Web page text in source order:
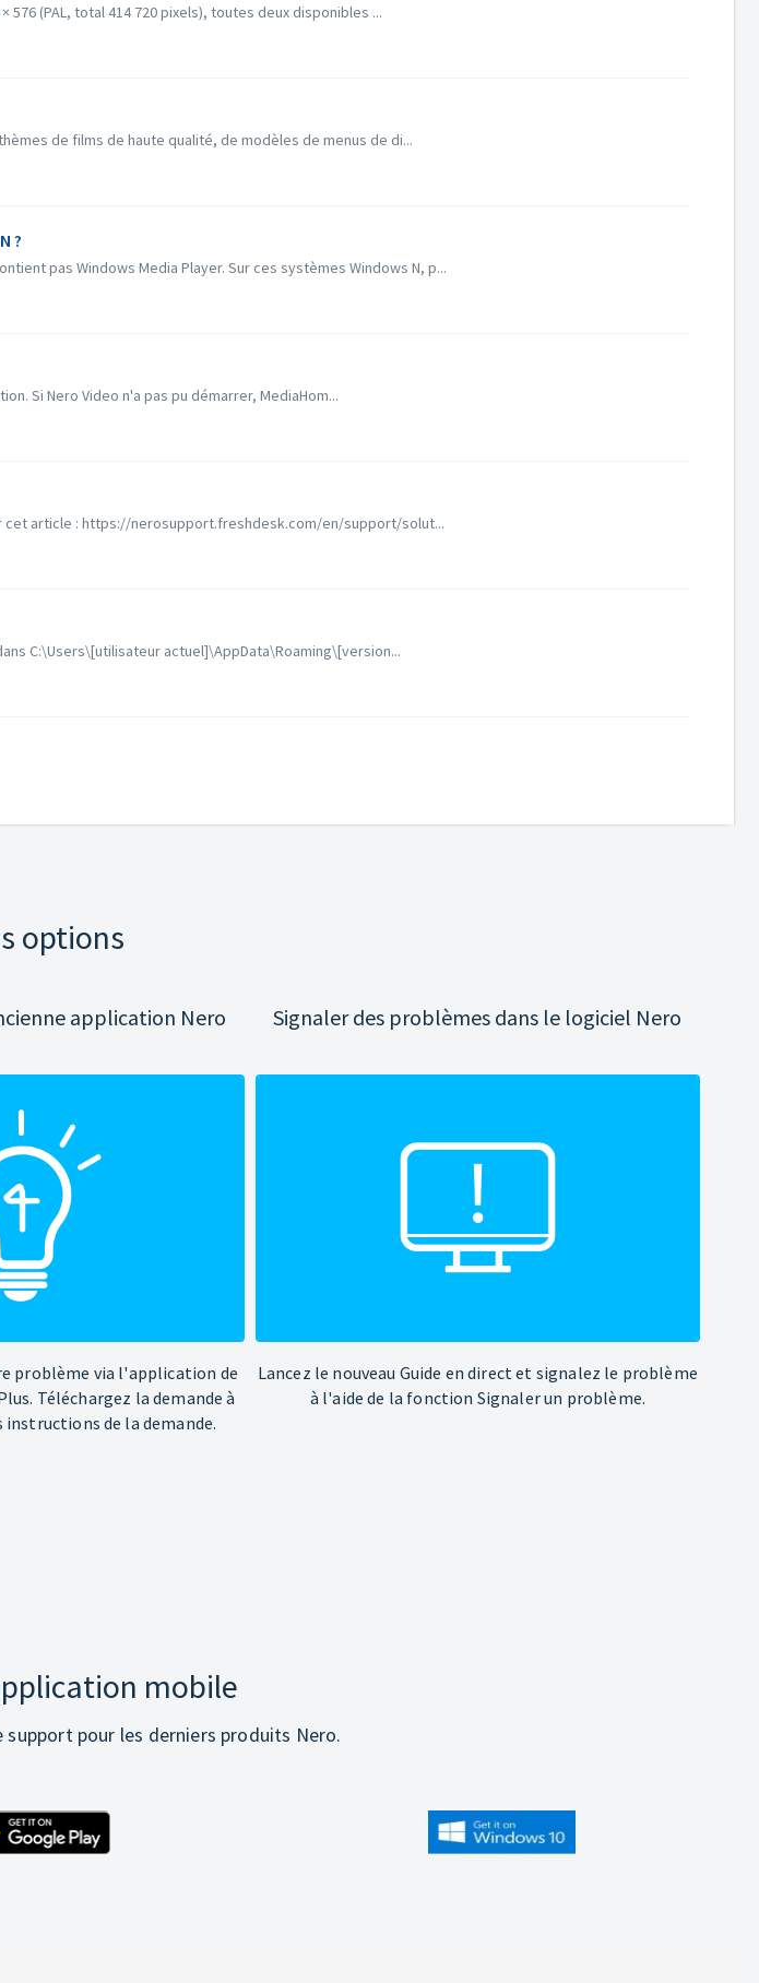
576 (PAL, total 414 720 pixels), toutes deux disponibles ...
de films de haute qualité, de modèles de menus de di...
?
pas Windows Media Player. Sur ces systèmes Windows N, p...
Si Nero Video n'a pas pu démarrer, MediaHom...
cet article : https://nerosupport.freshdesk.com/en/support/solut...
C:\Users\[utilisateur actuel]\AppData\Roaming\[version...
options
application Nero
problème via l'application de
Téléchargez la demande à
de la demande.
Signaler des problèmes dans le logiciel Nero
Lancez le nouveau Guide en direct et signalez le problème
à l'aide de la fonction Signaler un problème.
mobile
pour les derniers produits Nero.